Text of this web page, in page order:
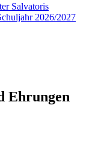
Salvatoris
2026/2027
Ehrungen